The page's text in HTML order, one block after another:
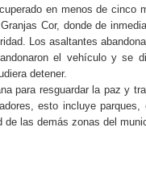
en menos de cinco
Cor, donde de
Los asaltantes
el vehículo y se
detener.
para resguardar la paz y
esto incluye
las demás zonas del